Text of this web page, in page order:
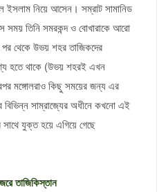
ইসলাম নিয়ে আসেন। সম্রাট সামানিড
তিনি সমরকন্দ ও বোখারাকে আরো
থেকে উভয় শহর তাজিকদের
হতে থাকে (উভয় শহরই এখন
মঙ্গোলরাও কিছু সময়ের জন্য এর
বিভিন্ন সাম্রাজ্যের অধীনে কখনো এই
যুক্ত হয়ে এগিয়ে গেছে
তাজিকিস্তান